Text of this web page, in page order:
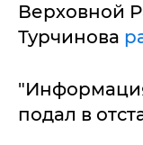
Верховной
Турчинова
подал в